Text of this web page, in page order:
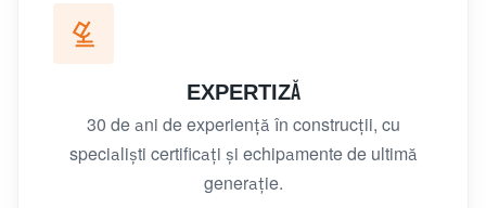
EXPERTIZĂ
30 de ani de experiență în construcții, cu
specialiști certificați și echipamente de ultimă
generație.